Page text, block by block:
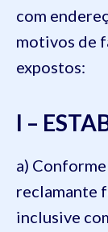
com
motivos de
expostos:
I –
a)
reclamante
inclusive